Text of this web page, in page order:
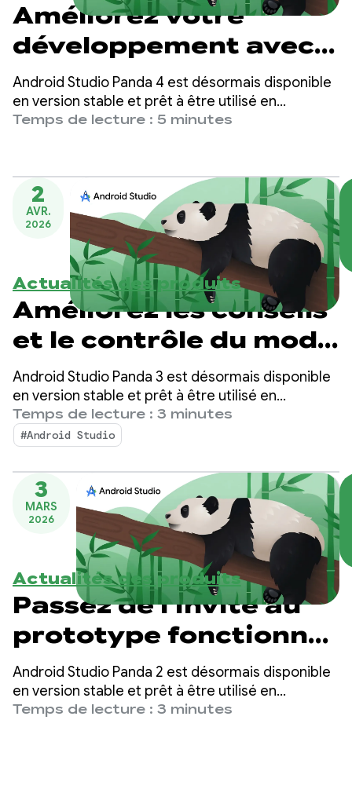
Améliorez votre
développement avec
le mode de
planification et la
prédiction de la
modification dans
Android Studio Panda
Android Studio Panda 4 est désormais disponible
en version stable et prêt à être utilisé en
production. Cette version inclut le mode de
plus que jamais la création d'applications Android
de haute qualité.
Temps de lecture : 5 minutes
2
AVR.
2026
Actualités des produits
Améliorez les conseils
et le contrôle du mode
Agent avec Android
Studio Panda 3
Android Studio Panda 3 est désormais disponible
en version stable et prêt à être utilisé en
production. Cette version vous offre encore plus
de contrôle et de personnalisation sur vos
workflows basés sur l'IA, ce qui facilite plus que
jamais la création d'applications Android de haute
qualité.
Temps de lecture : 3 minutes
#Android Studio
3
MARS
2026
Actualités des produits
Passez de l'invite au
prototype fonctionnel
avec Android Studio
Panda 2
Android Studio Panda 2 est désormais disponible
en version stable et prêt à être utilisé en
production.
Temps de lecture : 3 minutes